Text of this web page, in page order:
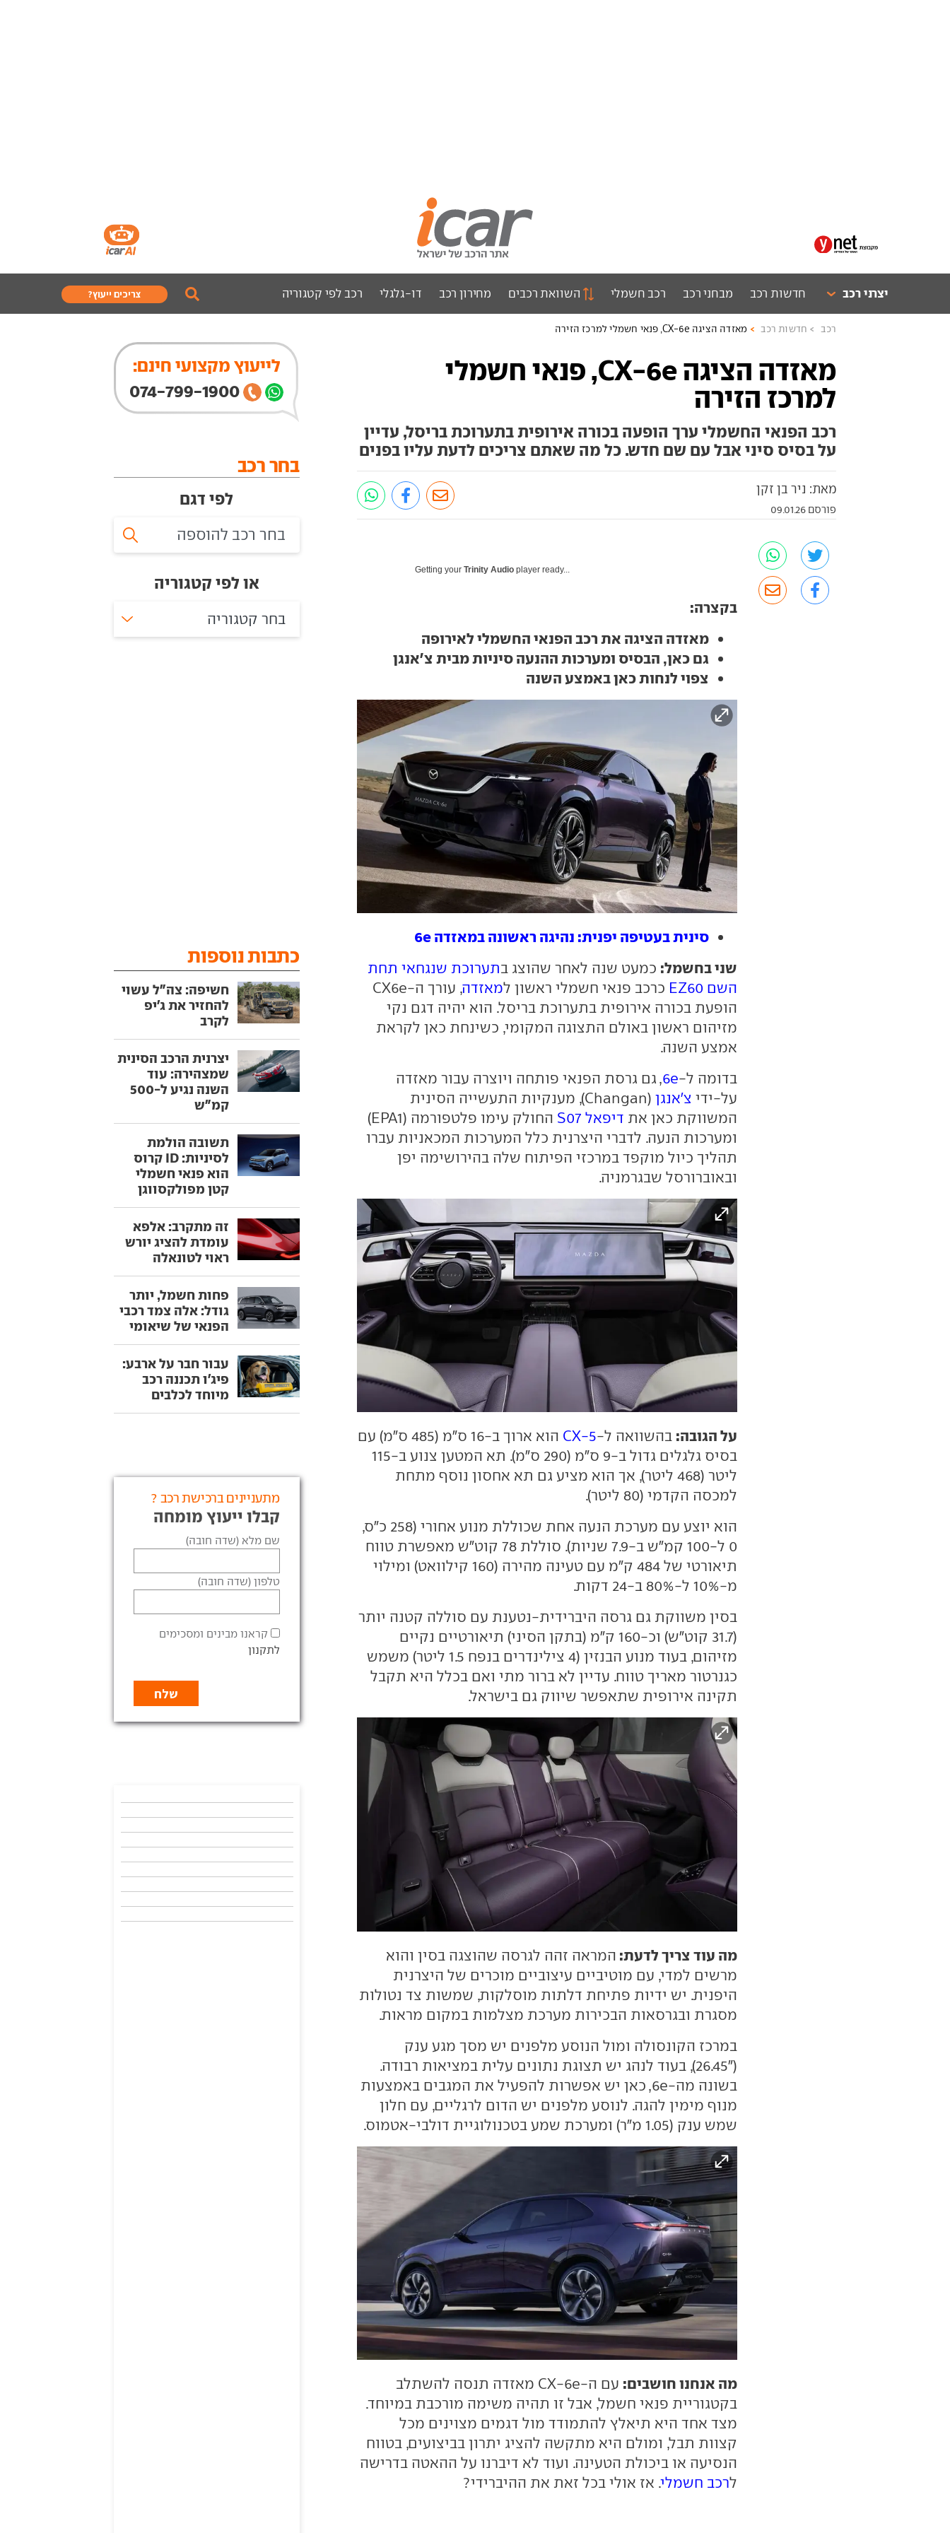
יצרני רכב חדשות רכב מבחני רכב רכב חשמלי השוואת רכבים מחירון רכב דו-גלגלי רכב לפי קטגוריה צריכים ייעוץ?
רכב חדשות רכב מאזדה הציגה CX-6e, פנאי חשמלי למרכז הזירה
מאזדה הציגה CX-6e, פנאי חשמלי
למרכז הזירה
רכב הפנאי החשמלי ערך הופעה בכורה אירופית בתערוכת בריסל, עדיין
על בסיס סיני אבל עם שם חדש. כל מה שאתם צריכים לדעת עליו בפנים
מאת: ניר בן זקן
פורסם 09.01.26
Getting yourTrinity Audio player ready...
בקצרה:
מאזדה הציגה את רכב הפנאי החשמלי לאירופה
גם כאן, הבסיס ומערכות ההנעה סיניות מבית צ'אנגן
צפוי לנחות כאן באמצע השנה
סינית בעטיפה יפנית: נהיגה ראשונה במאזדה 6e
שני בחשמל: כמעט שנה לאחר שהוצג בתערוכת שנגחאי תחת
השם EZ60
כרכב פנאי חשמלי ראשון למאזדה
, עורך ה-CX6e
הופעת בכורה אירופית בתערוכת בריסל. הוא יהיה דגם נקי
מזיהום ראשון באולם התצוגה המקומי, כשינחת כאן לקראת
אמצע השנה.
בדומה ל-6e, גם גרסת הפנאי פותחה ויוצרה עבור מאזדה
על-ידי צ'אנגן
(Changan), מענקיות התעשייה הסינית
המשווקת כאן את דיפאל S07
החולק עימו פלטפורמה (EPA1)
ומערכות הנעה. לדברי היצרנית כלל המערכות המכאניות עברו
תהליך כיול מוקפד במרכזי הפיתוח שלה בהירושימה יפן
ובאוברורסל שבגרמניה.
על הגובה: בהשוואה ל-CX-5
הוא ארוך ב-16 ס"מ (485 ס"מ) עם
בסיס גלגלים גדול ב-9 ס"מ (290 ס"מ). תא המטען צנוע ב-115
ליטר (468 ליטר), אך הוא מציע גם תא אחסון נוסף מתחת
למכסה הקדמי (80 ליטר).
הוא יוצע עם מערכת הנעה אחת שכוללת מנוע אחורי (258 כ"ס,
0 ל-100 קמ"ש ב-7.9 שניות). סוללת 78 קוט"ש מאפשרת טווח
תיאורטי של 484 ק"מ עם טעינה מהירה (160 קילוואט) ומילוי
מ-10% ל-80% ב-24 דקות.
בסין משווקת גם גרסה היברידית-נטענת עם סוללה קטנה יותר
(31.7 קוט"ש) וכ-160 ק"מ (בתקן הסיני) תיאורטיים נקיים
מזיהום, בעוד מנוע הבנזין (4 צילינדרים בנפח 1.5 ליטר) משמש
כגנרטור מאריך טווח. עדיין לא ברור מתי ואם בכלל היא תקבל
תקינה אירופית שתאפשר שיווק גם בישראל.
מה עוד צריך לדעת: המראה זהה לגרסה שהוצגה בסין והוא
מרשים למדי, עם מוטיביים עיצוביים מוכרים של היצרנית
היפנית. יש ידיות פתיחת דלתות מוסלקות, שמשות צד נטולות
מסגרת ובגרסאות הבכירות מערכת מצלמות במקום מראות.
במרכז הקונסולה ומול הנוסע מלפנים יש מסך מגע ענק
("26.45), בעוד לנהג יש תצוגת נתונים עלית במציאות רבודה.
בשונה מה-6e, כאן יש אפשרות להפעיל את המגבים באמצעות
מנוף מימין להגה. לנוסע מלפנים יש הדום לרגליים, עם חלון
שמש ענק (1.05 מ"ר) ומערכת שמע בטכנולוגיית דולבי-אטמוס.
מה אנחנו חושבים:
עם ה-CX-6e מאזדה תנסה להשתלב
בקטגוריית פנאי חשמל, אבל זו תהיה משימה מורכבת במיוחד.
מצד אחד היא תיאלץ להתמודד מול דגמים מצוינים מכל
קצוות תבל, ומולם היא מתקשה להציג יתרון בביצועים, בטווח
הנסיעה או ביכולת הטעינה. ועוד לא דיברנו על ההאטה בדרישה
לרכב חשמלי. אז אולי בכל זאת את ההיברידי?
לייעוץ מקצועי חינם:
074-799-1900
בחר רכב
לפי דגם
או לפי קטגוריה
בחר קטגוריה
כתבות נוספות
חשיפה: צה"ל עשוי
להחזיר את ג'יפ
לקרב
יצרנית הרכב הסינית
שמצהירה: עוד
השנה נגיע ל-500
קמ"ש
תשובה הולמת
לסיניות: ID קרוס
הוא פנאי חשמלי
קטן מפולקסווגן
זה מתקרב: אלפא
עומדת להציג יורש
ראוי לטונאלה
פחות חשמל, יותר
גודל: אלה צמד רכבי
הפנאי של שיאומי
עבור חבר על ארבע:
פיג'ו תכננה רכב
מיוחד לכלבים
מתעניינים ברכישת רכב ?
קבלו ייעוץ מומחה
שם מלא (שדה חובה)
טלפון (שדה חובה)
קראנו מבינים ומסכימים
לתקנון